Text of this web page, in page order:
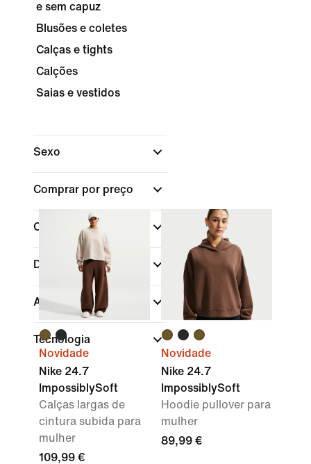
e sem capuz
Blusões e coletes
Calças e tights
Calções
Saias e vestidos
Sexo
Comprar por preço
Cor
Desporto
Ajuste
Tecnologia
Novidade
Nike 24.7
ImpossiblySoft
Calças largas de
cintura subida para
mulher
109,99 €
Novidade
Nike 24.7
ImpossiblySoft
Hoodie pullover para
mulher
89,99 €